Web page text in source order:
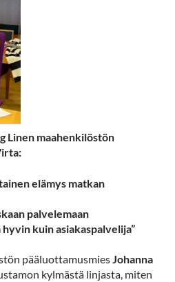
Linen maahenkilöstön
elämys matkan
palvelemaan
kuin asiakaspalvelija”
pääluottamusmiesJohanna
kylmästä linjasta, miten